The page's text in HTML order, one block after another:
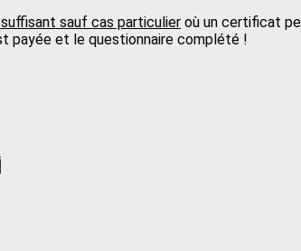
sauf cas particulier où un certificat
payée et le questionnaire complété !